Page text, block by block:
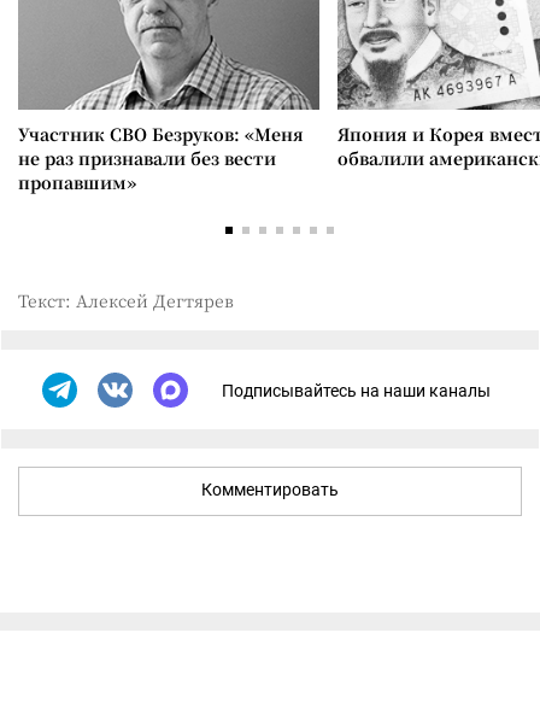
Участник СВО Безруков: «Меня
не раз признавали без вести
пропавшим»
Япония и Корея
обвалили
Текст: Алексей Дегтярев
Подписывайтесь на наши каналы
Комментировать